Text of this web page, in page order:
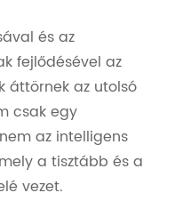
és az
fejlődésével az
áttörnek az utolsó
csak egy
az intelligens
a tisztább és a
vezet.